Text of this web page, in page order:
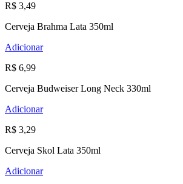
R$ 3,49
Cerveja Brahma Lata 350ml
Adicionar
R$ 6,99
Cerveja Budweiser Long Neck 330ml
Adicionar
R$ 3,29
Cerveja Skol Lata 350ml
Adicionar